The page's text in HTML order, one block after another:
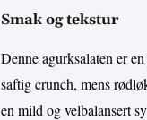
Smak og tekstur
Denne agurksalaten er
saftig crunch, mens
en mild og velbalansert